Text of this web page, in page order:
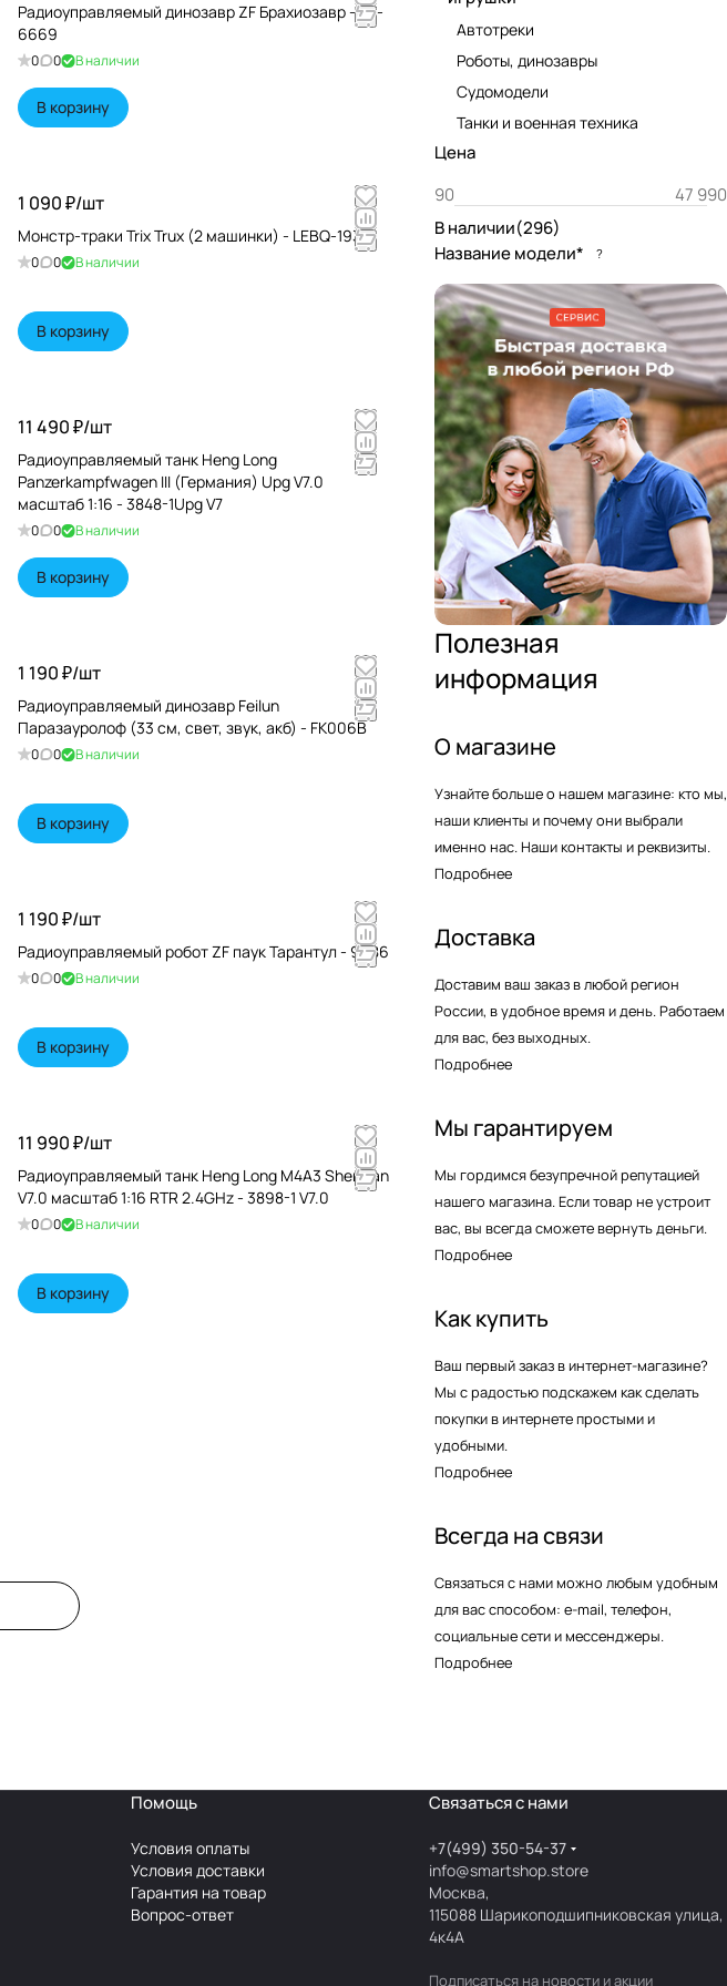
Радиоуправляемый динозавр ZF Брахиозавр - ZF-
6669
0 0 В наличии
В корзину
1 090 ₽/шт
Монстр-траки Trix Trux (2 машинки) - LEBQ-1938
0 0 В наличии
В корзину
11 490 ₽/шт
Радиоуправляемый танк Heng Long
Panzerkampfwagen III (Германия) Upg V7.0
масштаб 1:16 - 3848-1Upg V7
0 0 В наличии
В корзину
1 190 ₽/шт
Радиоуправляемый динозавр Feilun
Паразауролоф (33 см, свет, звук, акб) - FK006B
0 0 В наличии
В корзину
1 190 ₽/шт
Радиоуправляемый робот ZF паук Тарантул - 9986
0 0 В наличии
В корзину
11 990 ₽/шт
Радиоуправляемый танк Heng Long M4A3 Sherman
V7.0 масштаб 1:16 RTR 2.4GHz - 3898-1 V7.0
0 0 В наличии
В корзину
Автотреки
Роботы, динозавры
Судомодели
Танки и военная техника
Цена
В наличии(296)
Название модели*
?
Полезная
информация
О магазине
Узнайте больше о нашем магазине: кто мы,
наши клиенты и почему они выбрали
именно нас. Наши контакты и реквизиты.
Подробнее
Доставка
Доставим ваш заказ в любой регион
России, в удобное время и день. Работаем
для вас, без выходных.
Подробнее
Мы гарантируем
Мы гордимся безупречной репутацией
нашего магазина. Если товар не устроит
вас, вы всегда сможете вернуть деньги.
Подробнее
Как купить
Ваш первый заказ в интернет-магазине?
Мы с радостью подскажем как сделать
покупки в интернете простыми и
удобными.
Подробнее
Всегда на связи
Связаться с нами можно любым удобным
для вас способом: e-mail, телефон,
социальные сети и мессенджеры.
Подробнее
Помощь
Условия оплаты
Условия доставки
Гарантия на товар
Вопрос-ответ
Связаться с нами
+7(499) 350-54-37
info@smartshop.store
Москва,
115088 Шарикоподшипниковская улица,
4к4А
Подписаться на новости и акции